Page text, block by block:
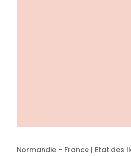
Normandie – France | Etat des